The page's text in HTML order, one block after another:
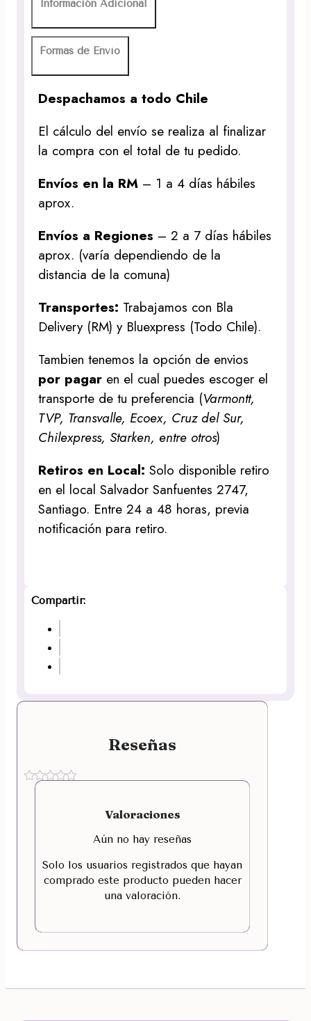
Información Adicional
Formas de Envío
Despachamos a todo Chile
El cálculo del envío se realiza al finalizar
la compra con el total de tu pedido.
Envíos en la RM – 1 a 4 días hábiles
aprox.
Envíos a Regiones – 2 a 7 días hábiles
aprox. (varía dependiendo de la
distancia de la comuna)
Transportes: Trabajamos con Bla
Delivery (RM) y Bluexpress (Todo Chile).
Tambien tenemos la opción de envios
por pagar en el cual puedes escoger el
transporte de tu preferencia (Varmontt,
TVP, Transvalle, Ecoex, Cruz del Sur,
Chilexpress, Starken, entre otros)
Retiros en Local:Solo disponible retiro
en el local Salvador Sanfuentes 2747,
Santiago. Entre 24 a 48 horas, previa
notificación para retiro.
Compartir:
Reseñas
Valoraciones
Aún no hay reseñas
Solo los usuarios registrados que hayan
comprado este producto pueden hacer
una valoración.